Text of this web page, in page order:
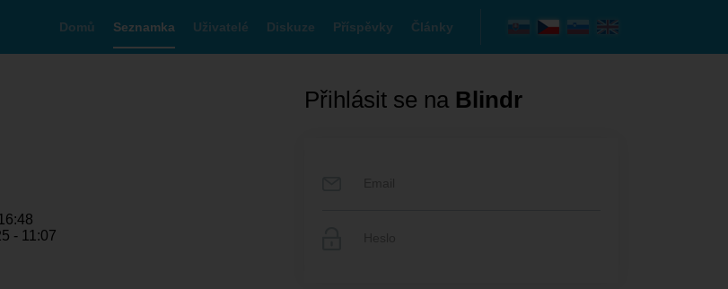
Domů Seznamka Uživatelé Diskuze Příspěvky Články
- 11:07
Přihlásit se na Blindr